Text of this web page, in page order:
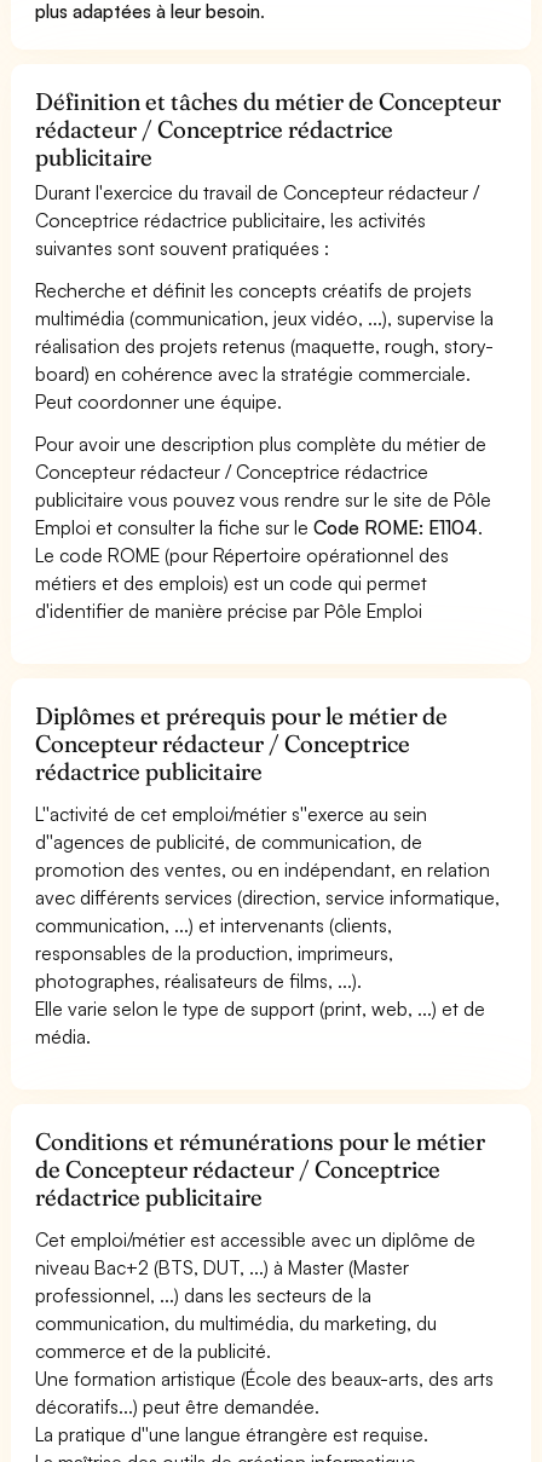
plus adaptées à leur besoin.
Définition et tâches du métier de Concepteur
rédacteur / Conceptrice rédactrice
publicitaire
Durant l'exercice du travail de Concepteur rédacteur /
Conceptrice rédactrice publicitaire, les activités
suivantes sont souvent pratiquées :
Recherche et définit les concepts créatifs de projets
multimédia (communication, jeux vidéo, ...), supervise la
réalisation des projets retenus (maquette, rough, story-
board) en cohérence avec la stratégie commerciale.
Peut coordonner une équipe.
Pour avoir une description plus complète du métier de
Concepteur rédacteur / Conceptrice rédactrice
publicitaire vous pouvez vous rendre sur le site de Pôle
Emploi et consulter la fiche sur leCode ROME: E1104.
Le code ROME (pour Répertoire opérationnel des
métiers et des emplois) est un code qui permet
d'identifier de manière précise par Pôle Emploi
Diplômes et prérequis pour le métier de
Concepteur rédacteur / Conceptrice
rédactrice publicitaire
L''activité de cet emploi/métier s''exerce au sein
d''agences de publicité, de communication, de
promotion des ventes, ou en indépendant, en relation
avec différents services (direction, service informatique,
communication, ...) et intervenants (clients,
responsables de la production, imprimeurs,
photographes, réalisateurs de films, ...).
Elle varie selon le type de support (print, web, ...) et de
média.
Conditions et rémunérations pour le métier
de Concepteur rédacteur / Conceptrice
rédactrice publicitaire
Cet emploi/métier est accessible avec un diplôme de
niveau Bac+2 (BTS, DUT, ...) à Master (Master
professionnel, ...) dans les secteurs de la
communication, du multimédia, du marketing, du
commerce et de la publicité.
Une formation artistique (École des beaux-arts, des arts
décoratifs...) peut être demandée.
La pratique d''une langue étrangère est requise.